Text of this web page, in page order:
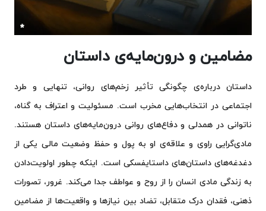
مضامین و درون‌مایه‌ی داستان
داستان درباره‌ی چگونگی تأثیر زخم‌های روانی، تنهایی و طرد
اجتماعی در انتخاب‌هایی مخرب است. مسئولیت و اعتراف به گناه،
ناتوانی در همدلی و دفاع‌های روانی درون‌مایه‌های داستان هستند.
مادی‌گرایی راوی و علاقه‌ی او به پول و حفظ وضعیت مالی یکی از
دغدغه‌های داستان‌های داستایفسکی است. اینکه چطور اولویت‌دادن
به زندگی مادی انسان را از روح و عواطف جدا می‌کند. غرور، تصورات
ذهنی، فقدان درک متقابل، تضاد بین نیازها و واقعیت‌ها از مضامین